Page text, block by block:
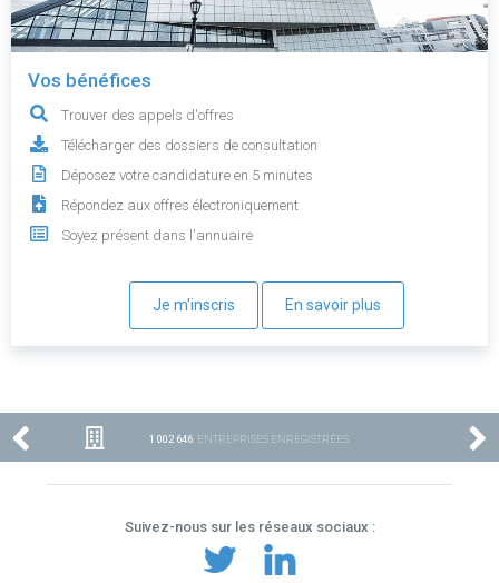
Vos bénéfices
Trouver des appels d'offres
Télécharger des dossiers de consultation
Déposez votre candidature en 5 minutes
Répondez aux offres électroniquement
Soyez présent dans l'annuaire
Je m'inscris En savoir plus
1 002 646 ENTREPRISES ENREGISTRÉES
Suivez-nous sur les réseaux sociaux :